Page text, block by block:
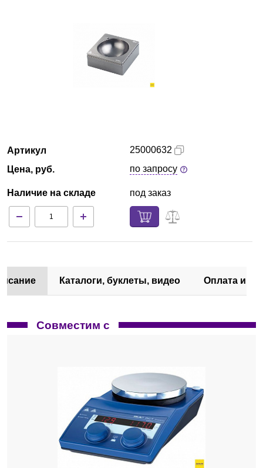
Партнеры
Технический сервис
Доставка и оплата
Артикул
Цена, руб.
Наличие на складе
25000632
по запросу
под заказ
Каталоги, буклеты, видео Оплата и
Совместим с